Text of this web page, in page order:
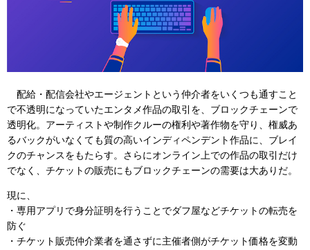
配給・配信会社やエージェントという仲介者をいくつも通すこと
で不透明になっていたエンタメ作品の取引を、ブロックチェーンで
透明化。アーティストや制作クルーの権利や著作物を守り、権威あ
るバックがいなくても質の高いインディペンデント作品に、ブレイ
クのチャンスをもたらす。さらにオンライン上での作品の取引だけ
でなく、チケットの販売にもブロックチェーンの需要は大ありだ。
現に、
・専用アプリで身分証明を行うことでダフ屋などチケットの転売を
防ぐ
・チケット販売仲介業者を通さずに主催者側がチケット価格を変動